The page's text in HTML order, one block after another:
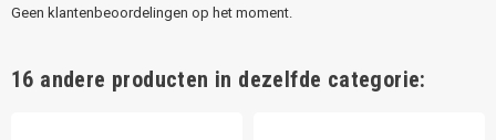
Geen klantenbeoordelingen op het moment.
16 andere producten in dezelfde categorie: